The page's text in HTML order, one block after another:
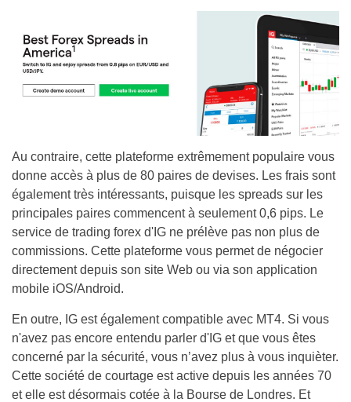
Au contraire, cette plateforme extrêmement populaire vous
donne accès à plus de 80 paires de devises. Les frais sont
également très intéressants, puisque les spreads sur les
principales paires commencent à seulement 0,6 pips. Le
service de trading forex d'IG ne prélève pas non plus de
commissions. Cette plateforme vous permet de négocier
directement depuis son site Web ou via son application
mobile iOS/Android.
En outre, IG est également compatible avec MT4. Si vous
n'avez pas encore entendu parler d'IG et que vous êtes
concerné par la sécurité, vous n’avez plus à vous inquièter.
Cette société de courtage est active depuis les années 70
et elle est désormais cotée à la Bourse de Londres. Et